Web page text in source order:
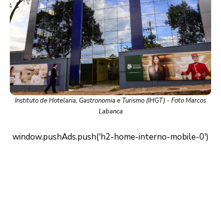
Instituto de Hotelaria, Gastronomia e Turismo (IHGT) - Foto Marcos
Labanca